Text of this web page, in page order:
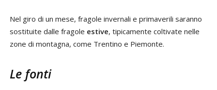
Nel giro di un mese, fragole invernali e primaverili saranno
sostituite dalle fragole estive, tipicamente coltivate nelle
zone di montagna, come Trentino e Piemonte.
Le fonti